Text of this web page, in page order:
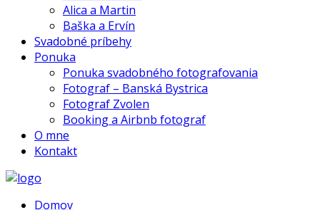
Alica a Martin
Baška a Ervín
Svadobné príbehy
Ponuka
Ponuka svadobného fotografovania
Fotograf – Banská Bystrica
Fotograf Zvolen
Booking a Airbnb fotograf
O mne
Kontakt
Domov